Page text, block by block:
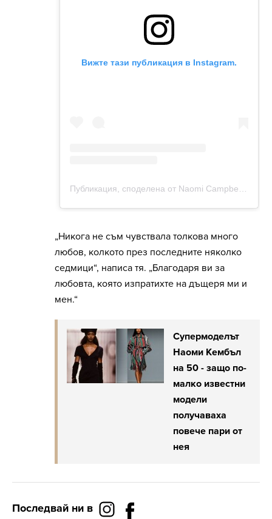
„Никога не съм чувствала толкова много
любов, колкото през последните няколко
седмици“, написа тя. „Благодаря ви за
любовта, която изпратихте на дъщеря ми и
мен.“
Супермоделът
Наоми Кембъл
на 50 - защо по-
малко известни
модели
получаваха
повече пари от
нея
Последвай ни в